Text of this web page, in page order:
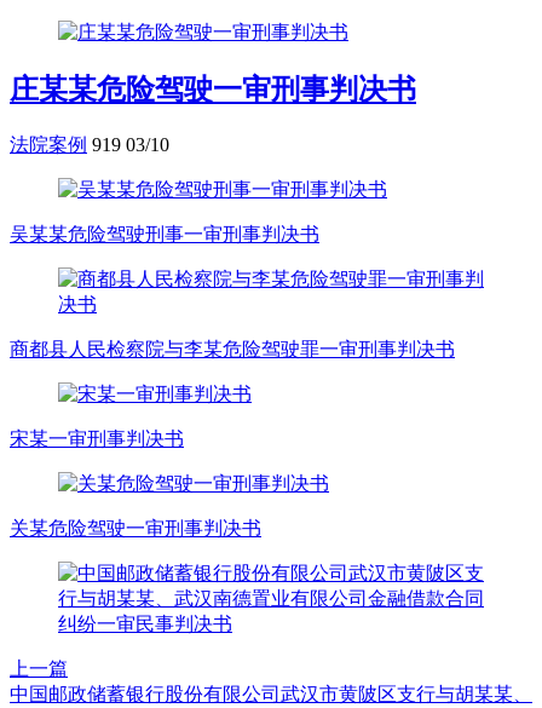
庄某某危险驾驶一审刑事判决书
法院案例 919 03/10
吴某某危险驾驶刑事一审刑事判决书
商都县人民检察院与李某危险驾驶罪一审刑事判决书
宋某一审刑事判决书
关某危险驾驶一审刑事判决书
上一篇
中国邮政储蓄银行股份有限公司武汉市黄陂区支行与胡某某、